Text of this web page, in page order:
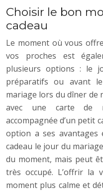
Choisir le bon
cadeau
Le moment où vous
vos proches est
plusieurs options : le
préparatifs ou avant
mariage lors du dîner de
avec une carte de
accompagnée d’un petit
option a ses avantages
cadeau le jour du
du moment, mais peut
très occupé. L’offrir la
moment plus calme et